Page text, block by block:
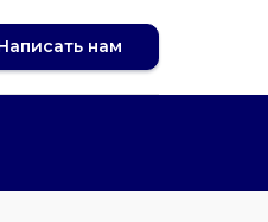
нам